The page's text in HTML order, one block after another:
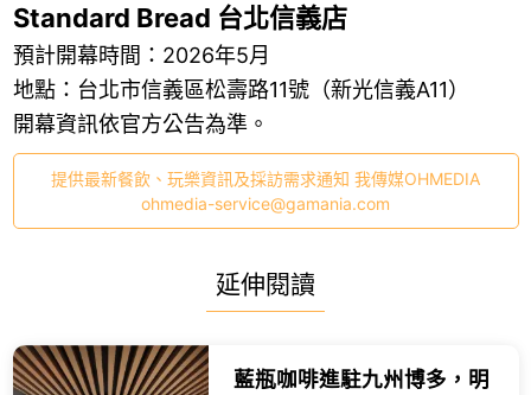
Standard Bread 台北信義店
預計開幕時間：2026年5月
地點：台北市信義區松壽路11號（新光信義A11）
開幕資訊依官方公告為準。
提供最新餐飲、玩樂資訊及採訪需求通知 我傳媒OHMEDIA
ohmedia-service@gamania.com
延伸閱讀
藍瓶咖啡進駐九州博多，明